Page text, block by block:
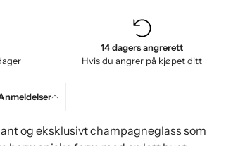
14 dagers angrerett
Hvis du angrer på kjøpet ditt
og eksklusivt champagneglass som